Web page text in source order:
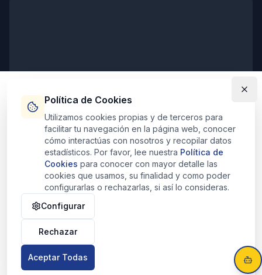
Horarios de Atención
Lunes - Viernes:
9:00 - 20:00
Sábados:
10:30 - 13:30
Domingos:
Cerrado
B10684884. Todos los derechos reservados.
Política de Cookies
Utilizamos cookies propias y de terceros para
facilitar tu navegación en la página web, conocer
cómo interactúas con nosotros y recopilar datos
estadísticos. Por favor, lee nuestra Política de
Cookies para conocer con mayor detalle las
cookies que usamos, su finalidad y como poder
configurarlas o rechazarlas, si así lo consideras.
Configurar
Rechazar
Aceptar Todas